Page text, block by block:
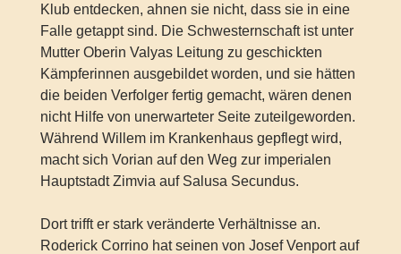
Klub entdecken, ahnen sie nicht, dass sie in eine
Falle getappt sind. Die Schwesternschaft ist unter
Mutter Oberin Valyas Leitung zu geschickten
Kämpferinnen ausgebildet worden, und sie hätten
die beiden Verfolger fertig gemacht, wären denen
nicht Hilfe von unerwarteter Seite zuteilgeworden.
Während Willem im Krankenhaus gepflegt wird,
macht sich Vorian auf den Weg zur imperialen
Hauptstadt Zimvia auf Salusa Secundus.
Dort trifft er stark veränderte Verhältnisse an.
Roderick Corrino hat seinen von Josef Venport auf